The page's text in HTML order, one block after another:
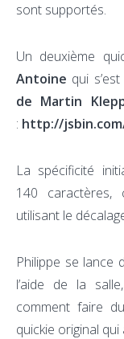
sont supportés.
Un deuxième
Antoine qui
de Martin
: http://
La spécificité
140 caractères,
utilisant le
Philippe se lance
l’aide de la
comment faire
quickie original qui